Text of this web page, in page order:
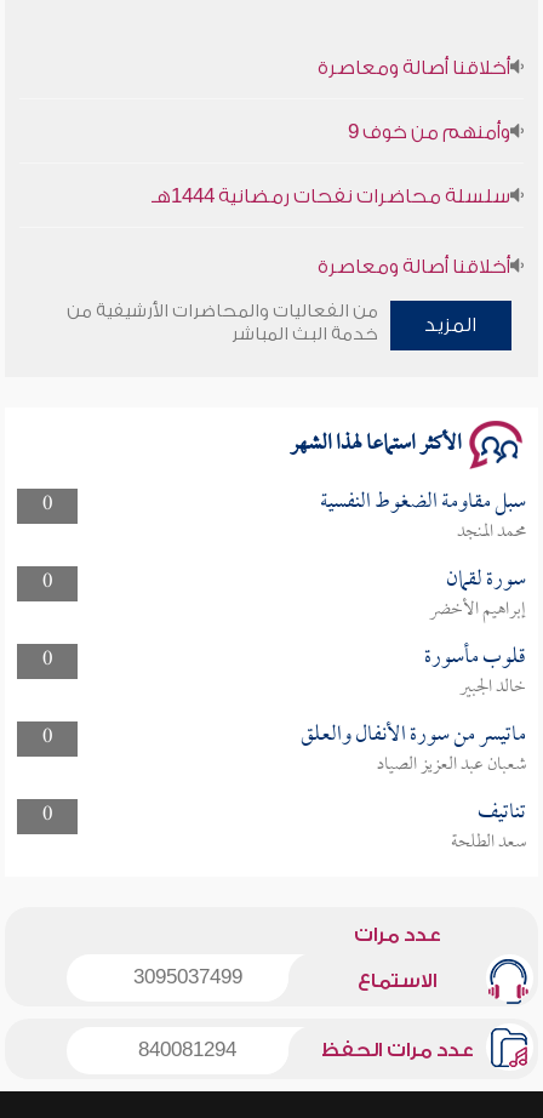
أخلاقنا أصالة ومعاصرة
وأمنهم من خوف 9
سلسلة محاضرات نفحات رمضانية 1444هـ
أخلاقنا أصالة ومعاصرة
وأمنهم من خوف 9
المزيد
من الفعاليات والمحاضرات الأرشيفية من
خدمة البث المباشر
الأكثر استماعا لهذا الشهر
0 سبل مقاومة الضغوط النفسية
محمد المنجد
0
سورة لقمان
إبراهيم الأخضر
0
قلوب مأسورة
خالد الجبير
0
ماتيسر من سورة الأنفال والعلق
شعبان عبد العزيز الصياد
0
تناتيف
سعد الطلحة
عدد مرات
الاستماع 3095037499
عدد مرات الحفظ 840081294